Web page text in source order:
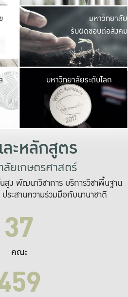
มหาวิ
ค
เปิดประ
และพบเรื่องราวใ
มหาวิทยาลัย
รับผิดชอบต่อสังคม
มหาวิ
เปลี่ยนแปลง แล
เพื่อทำง
ระบบสารสนเทศ
มหาวิทยาลัยระดับโลก
ะหลักสูตร
ยเกษตรศาสตร์
ง พัฒนาวิชาการ บริการวิชาพื้นฐาน
ระสานความร่วมมือกับนานาชาติ
37
คณะ